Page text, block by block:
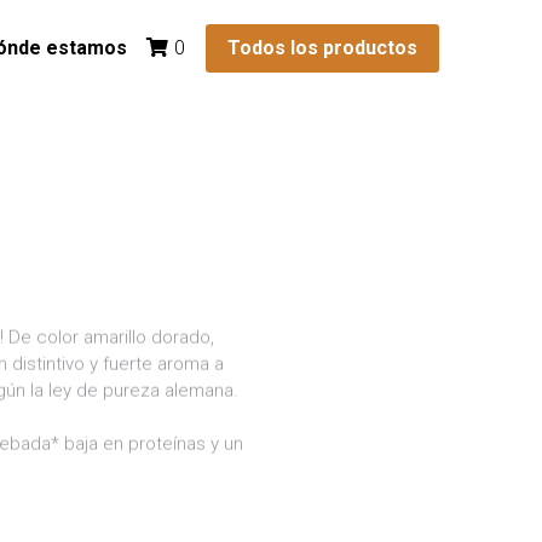
estamos 0 Todos los productos
color amarillo dorado,
y fuerte aroma a
la ley de pureza alemana.
baja en proteínas y un